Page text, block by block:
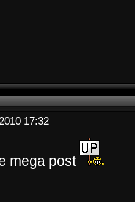
17:32
mega post